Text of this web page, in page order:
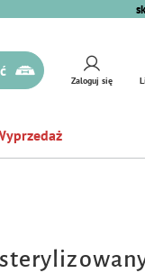
Zaloguj się